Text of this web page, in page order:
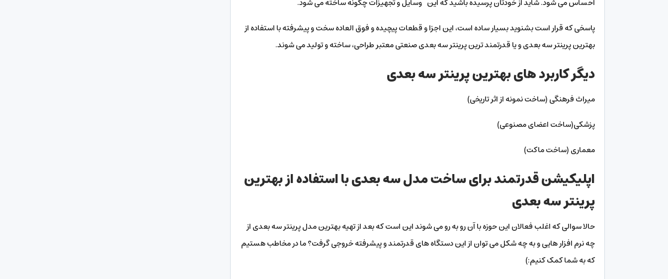
پاسخی که قرار است بشنوید بسیار ساده است، این اجزا و قطعات پیچیده و فوق العاده سخت و پیشرفته با استفاده از
بهترین پرینتر سه بعدی و یا قدرتمند ترین پرینتر سه بعدی صنعتی معتبر طراحی، ساخته و تولید می شوند.
دیگر کاربرد های بهترین پرینتر سه بعدی
میراث فرهنگی (ساخت نمونه از اثر تاریخی)
پزشکی(ساخت اعضای مصنوعی)
معماری (ساخت ماکت)
اپلیکیشن قدرتمند برای ساخت مدل سه بعدی با استفاده از بهترین
پرینتر سه بعدی
حالا سوالی که اغلب فعالان این حوزه با آن رو به رو می شوند این است که بعد از تهیه بهترین مدل پرینتر سه بعدی از
چه نرم افزار هایی و به چه شکل می توان از این دستگاه های قدرتمند و پیشرفته خروجی گرفت؟ ما در مخاطب هستیم
که به شما کمک کنیم:)